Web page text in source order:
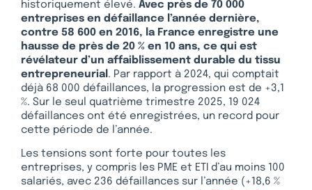
historiquement élevé. Avec près de 70 000
entreprises en défaillance l’année dernière,
contre 58 600 en 2016, la France enregistre une
hausse de près de 20 % en 10 ans, ce qui est
révélateur d’un affaiblissement durable du tissu
entrepreneurial . Par rapport à 2024, qui comptait
déjà 68 000 défaillances, la progression est de +3,1
%. Sur le seul quatrième trimestre 2025, 19 024
défaillances ont été enregistrées, un record pour
cette période de l’année.
Les tensions sont forte pour toutes les
entreprises, y compris les PME et ETI d’au moins 100
salariés, avec 236 défaillances sur l’année (+18,6 %